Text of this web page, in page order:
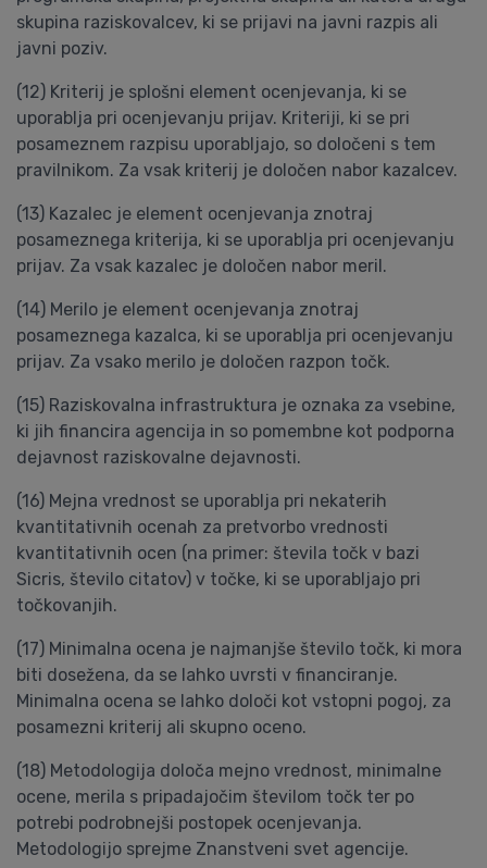
skupina raziskovalcev, ki se prijavi na javni razpis ali
javni poziv.
(12) Kriterij je splošni element ocenjevanja, ki se
uporablja pri ocenjevanju prijav. Kriteriji, ki se pri
posameznem razpisu uporabljajo, so določeni s tem
pravilnikom. Za vsak kriterij je določen nabor kazalcev.
(13) Kazalec je element ocenjevanja znotraj
posameznega kriterija, ki se uporablja pri ocenjevanju
prijav. Za vsak kazalec je določen nabor meril.
(14) Merilo je element ocenjevanja znotraj
posameznega kazalca, ki se uporablja pri ocenjevanju
prijav. Za vsako merilo je določen razpon točk.
(15) Raziskovalna infrastruktura je oznaka za vsebine,
ki jih financira agencija in so pomembne kot podporna
dejavnost raziskovalne dejavnosti.
(16) Mejna vrednost se uporablja pri nekaterih
kvantitativnih ocenah za pretvorbo vrednosti
kvantitativnih ocen (na primer: števila točk v bazi
Sicris, število citatov) v točke, ki se uporabljajo pri
točkovanjih.
(17) Minimalna ocena je najmanjše število točk, ki mora
biti dosežena, da se lahko uvrsti v financiranje.
Minimalna ocena se lahko določi kot vstopni pogoj, za
posamezni kriterij ali skupno oceno.
(18) Metodologija določa mejno vrednost, minimalne
ocene, merila s pripadajočim številom točk ter po
potrebi podrobnejši postopek ocenjevanja.
Metodologijo sprejme Znanstveni svet agencije.